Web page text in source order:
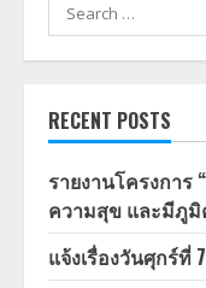
for:
RECENT POSTS
รายงานโครงการ
ความสุข และมีภูมิ
แจ้งเรื่องวันศุกร์ที่